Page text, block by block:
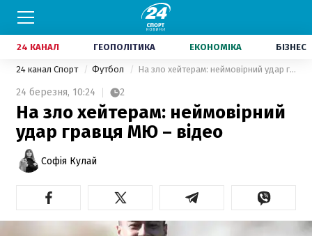
24 КАНАЛ ГЕОПОЛІТИКА ЕКОНОМІКА БІЗНЕС
24 канал Спорт Футбол На зло хейтерам: неймовірний удар гравця МЮ – відео
24 березня, 10:24 2
На зло хейтерам: неймовірний
удар гравця МЮ – відео
Софія Кулай